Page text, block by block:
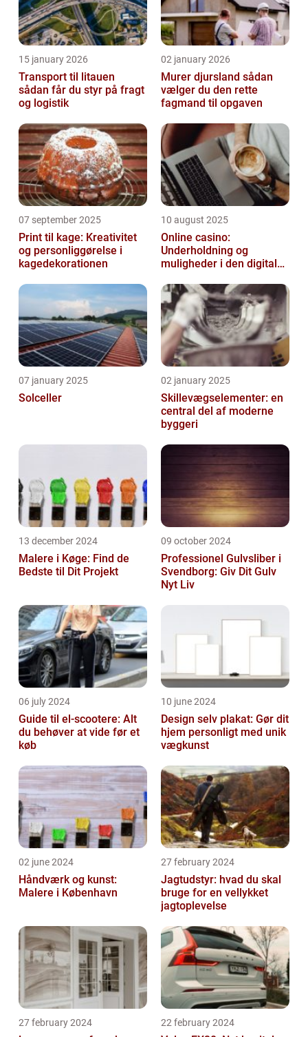
15 january 2026
Transport til litauen
sådan får du styr på fragt
og logistik
02 january 2026
Murer djursland sådan
vælger du den rette
fagmand til opgaven
07 september 2025
Print til kage: Kreativitet
og personliggørelse i
kagedekorationen
10 august 2025
Online casino:
Underholdning og
muligheder i den digitale
07 january 2025
Solceller
02 january 2025
Skillevægselementer: en
central del af moderne
byggeri
13 december 2024
Malere i Køge: Find de
Bedste til Dit Projekt
09 october 2024
Professionel Gulvsliber i
Svendborg: Giv Dit Gulv
Nyt Liv
06 july 2024
Guide til el-scootere: Alt
du behøver at vide før et
køb
10 june 2024
Design selv plakat: Gør dit
hjem personligt med unik
vægkunst
02 june 2024
Håndværk og kunst:
Malere i København
27 february 2024
Jagtudstyr: hvad du skal
bruge for en vellykket
jagtoplevelse
27 february 2024 22 february 2024